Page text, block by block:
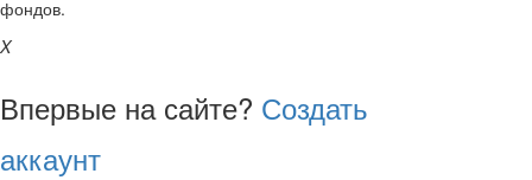
фондов.
X
Впервые на сайте? Создать
аккаунт